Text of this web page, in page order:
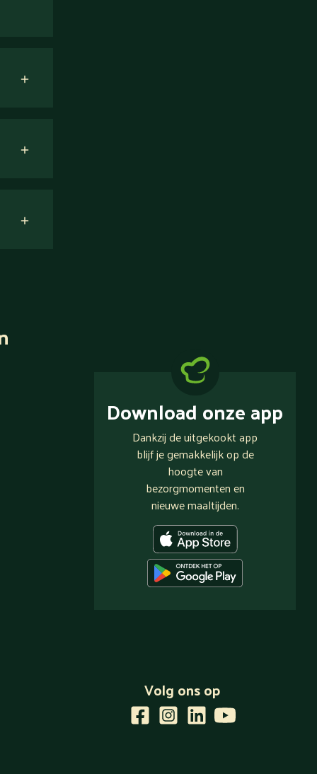
Download onze app
Dankzij de uitgekookt app
blijf je gemakkelijk op de
hoogte van
bezorgmomenten en
nieuwe maaltijden.
Volg ons op